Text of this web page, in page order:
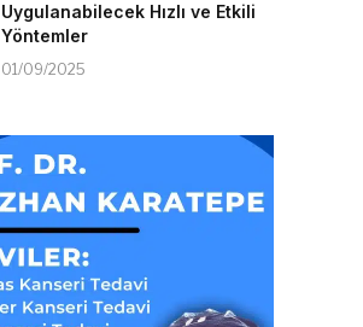
Uygulanabilecek Hızlı ve Etkili
Yöntemler
01/09/2025